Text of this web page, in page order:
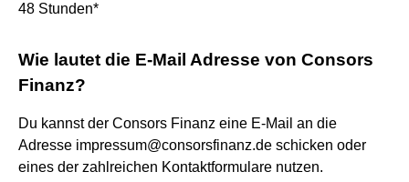
48 Stunden*
Wie lautet die E-Mail Adresse von Consors
Finanz?
Du kannst der Consors Finanz eine E-Mail an die
Adresse impressum@consorsfinanz.de schicken oder
eines der zahlreichen Kontaktformulare nutzen.